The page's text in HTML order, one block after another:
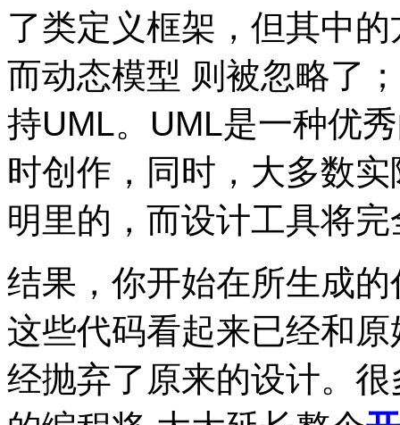
了类定义框架，但其中
而动态模型 则被忽略了
持UML。UML是一种优
时创作，同时，大多数
明里的，而设计工具将
结果，你开始在所生成
这些代码看起来已经和
经抛弃了原来的设计。